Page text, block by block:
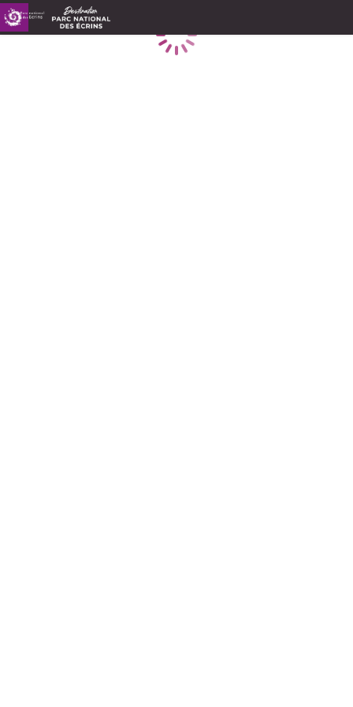
Caricamento